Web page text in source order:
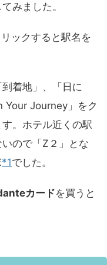
みました。
ックすると駅名を
着地」、「日に
Your Journey」をク
。ホテル近くの駅
ので「Z２」とな
*1でした。
カードを買うと